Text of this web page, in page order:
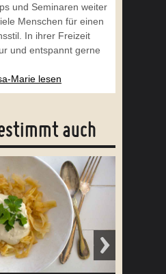
und Seminaren weiter
Menschen für einen
In ihrer Freizeit
und entspannt gerne
Marie lesen
auch